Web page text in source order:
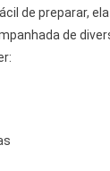
de preparar,
de